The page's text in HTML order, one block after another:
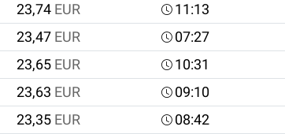
23,74 EUR
11:13
23,47 EUR
07:27
23,65 EUR
10:31
23,63 EUR
09:10
23,35 EUR
08:42